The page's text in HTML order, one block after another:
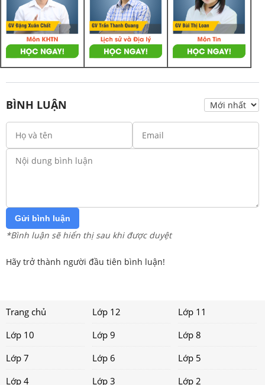
BÌNH LUẬN
Gửi bình luận
*Bình luận sẽ hiển thị sau khi được duyệt
Hãy trở thành người đầu tiên bình luận!
Trang chủ Lớp 12
Lớp 11
Lớp 10
Lớp 9
Lớp 8
Lớp 7
Lớp 6
Lớp 5
Lớp 4
Lớp 3 Lớp 2